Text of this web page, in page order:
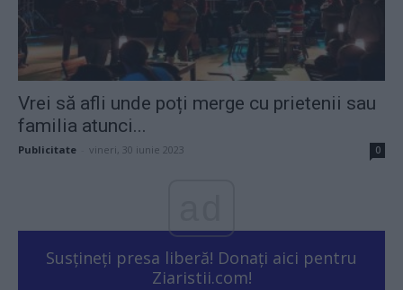
Vrei să afli unde poți merge cu prietenii sau
familia atunci...
Publicitate vineri, 30 iunie 2023 0
Susțineți presa liberă! Donați aici pentru
Ziaristii.com!